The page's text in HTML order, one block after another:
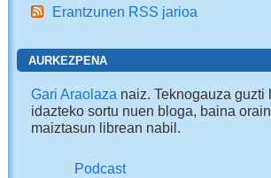
Erantzunen RSS jarioa
AURKEZPENA
Gari Araolaza naiz. Teknogauza guzti
idazteko sortu nuen bloga, baina
maiztasun librean nabil.
Podcast